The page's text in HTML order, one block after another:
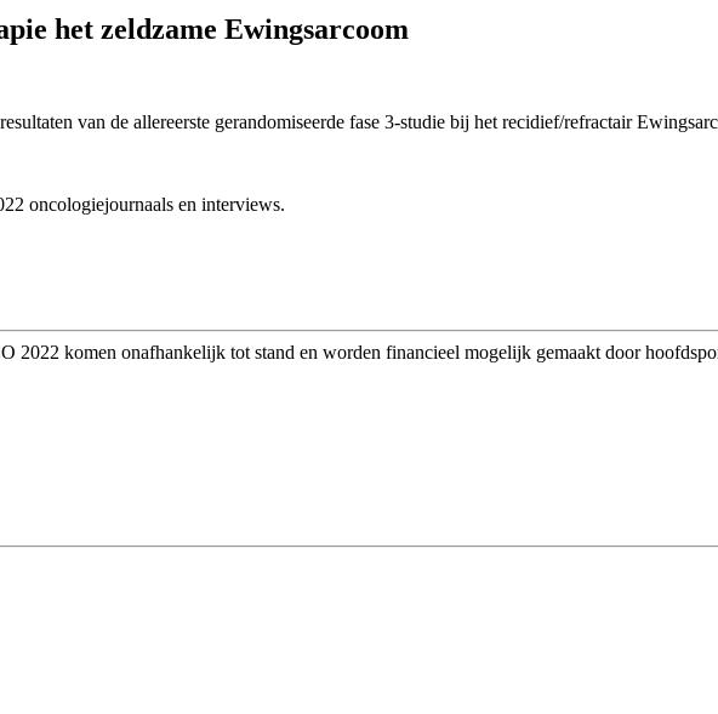
het zeldzame Ewingsarcoom
van de allereerste gerandomiseerde fase 3-studie bij het recidief/refractair
oncologiejournaals en interviews.
2022 komen onafhankelijk tot stand en worden financieel mogelijk gemaakt door